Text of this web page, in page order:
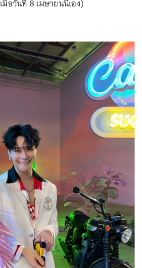
อวันที่ 8 เมษายนนี้เอง)